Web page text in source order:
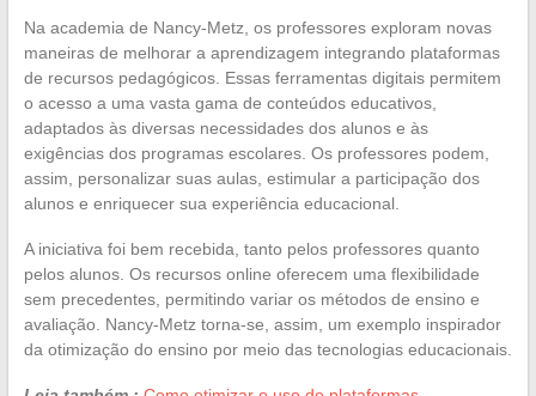
Na academia de Nancy-Metz, os professores exploram novas
maneiras de melhorar a aprendizagem integrando plataformas
de recursos pedagógicos. Essas ferramentas digitais permitem
o acesso a uma vasta gama de conteúdos educativos,
adaptados às diversas necessidades dos alunos e às
exigências dos programas escolares. Os professores podem,
assim, personalizar suas aulas, estimular a participação dos
alunos e enriquecer sua experiência educacional.
A iniciativa foi bem recebida, tanto pelos professores quanto
pelos alunos. Os recursos online oferecem uma flexibilidade
sem precedentes, permitindo variar os métodos de ensino e
avaliação. Nancy-Metz torna-se, assim, um exemplo inspirador
da otimização do ensino por meio das tecnologias educacionais.